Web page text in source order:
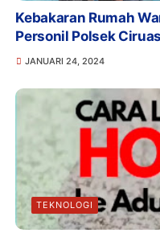
Kebakaran Rumah
Personil Polsek
JANUARI 24, 2024
TEKNOLOGI